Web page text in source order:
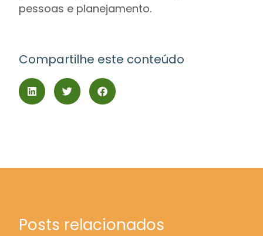
pessoas e planejamento.
Compartilhe este conteúdo
Posts relacionados